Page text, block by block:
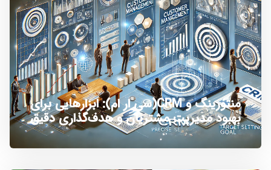
منتورینگ و CRM(سی ار ام): ابزارهایی برای
بهبود مدیریت مشتریان و هدف‌گذاری دقیق